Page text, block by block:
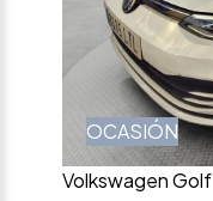
OCASIÓN
Volkswagen Golf